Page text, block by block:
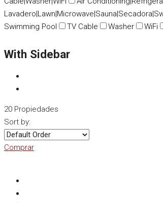
Swimming Pool
TV Cable Washer WiFi
With Sidebar
20 Propiedades
Sort by:
Comprar